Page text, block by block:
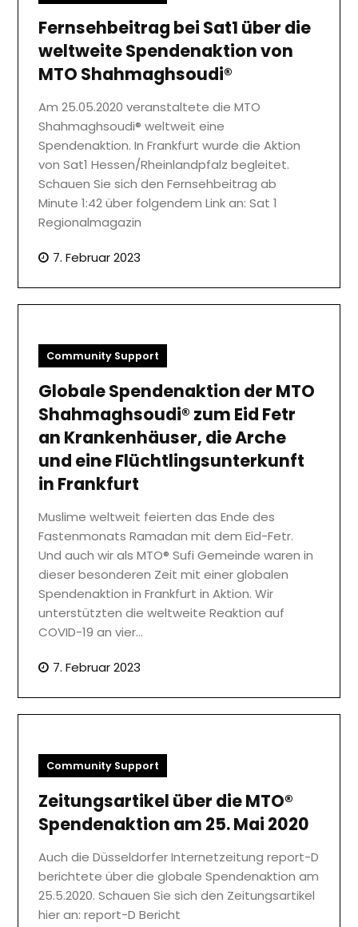
Fernsehbeitrag bei Sat1 über die
weltweite Spendenaktion von
MTO Shahmaghsoudi®
Am 25.05.2020 veranstaltete die MTO
Shahmaghsoudi® weltweit eine
Spendenaktion. In Frankfurt wurde die Aktion
von Sat1 Hessen/Rheinlandpfalz begleitet.
Schauen Sie sich den Fernsehbeitrag ab
Minute 1:42 über folgendem Link an: Sat 1
Regionalmagazin
7. Februar 2023
Community Support
Globale Spendenaktion der MTO
Shahmaghsoudi® zum Eid Fetr
an Krankenhäuser, die Arche
und eine Flüchtlingsunterkunft
in Frankfurt
Muslime weltweit feierten das Ende des
Fastenmonats Ramadan mit dem Eid-Fetr.
Und auch wir als MTO® Sufi Gemeinde waren in
dieser besonderen Zeit mit einer globalen
Spendenaktion in Frankfurt in Aktion. Wir
unterstützten die weltweite Reaktion auf
COVID-19 an vier…
7. Februar 2023
Community Support
Zeitungsartikel über die MTO®
Spendenaktion am 25. Mai 2020
Auch die Düsseldorfer Internetzeitung report-D
berichtete über die globale Spendenaktion am
25.5.2020. Schauen Sie sich den Zeitungsartikel
hier an: report-D Bericht